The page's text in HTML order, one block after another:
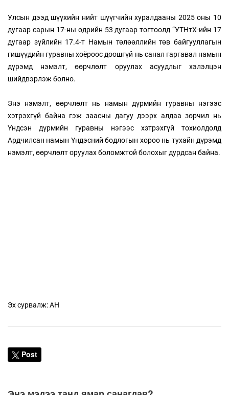
Улсын дээд шүүхийн нийт шүүгчийн хуралдааны 2025 оны 10
дугаар сарын 17-ны өдрийн 53 дугаар тогтоолд “УТНтХ-ийн 17
дугаар зүйлийн 17.4-т Намын төлөөллийн төв байгууллагын
гишүүдийн гуравны хоёроос доошгүй нь санал гаргавал намын
дүрэмд нэмэлт, өөрчлөлт оруулах асуудлыг хэлэлцэн
шийдвэрлэж болно.
Энэ нэмэлт, өөрчлөлт нь намын дүрмийн гуравны нэгээс
хэтрэхгүй байна гэж заасны дагуу дээрх алдаа зөрчил нь
Үндсэн дүрмийн гуравны нэгээс хэтрэхгүй тохиолдолд
Ардчилсан намын Үндэсний бодлогын хороо нь тухайн дүрэмд
нэмэлт, өөрчлөлт оруулах боломжтой болохыг дурдсан байна.
Эх сурвалж: АН
Post